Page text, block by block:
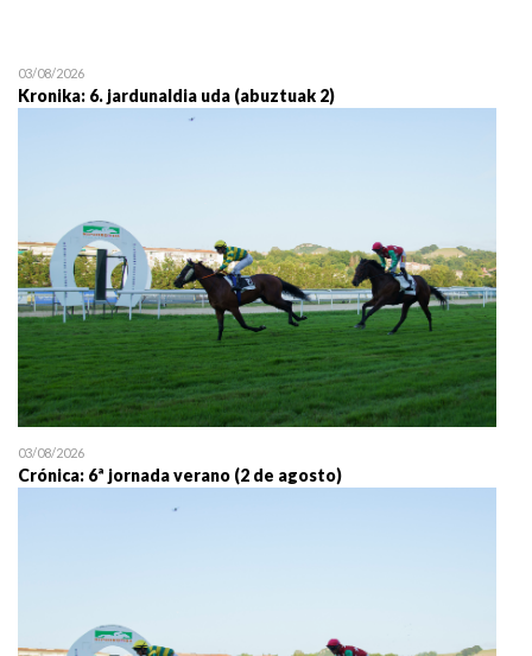
19/07 11:30
03/08/2026
Kronika: 6. jardunaldia uda (abuztuak 2)
03/08/2026
Crónica: 6ª jornada verano (2 de agosto)